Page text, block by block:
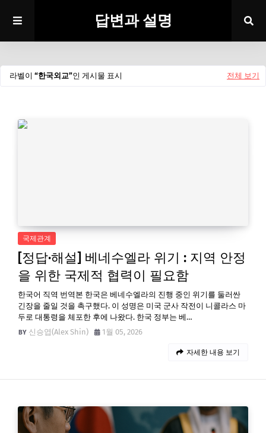
답변과 설명
라벨이 한국외교 인 게시물 표시 전체 보기
국제관계
[정답·해설] 베네수엘라 위기 : 지역 안정
을 위한 국제적 협력이 필요함
한국어 직역 번역본 한국은 베네수엘라의 진행 중인 위기를 둘러싼
긴장을 줄일 것을 촉구했다. 이 성명은 미국 군사 작전이 니콜라스 마
두로 대통령을 체포한 후에 나왔다. 한국 정부는 베…
신승엽(Alex Shin)
1월 05, 2026
자세한 내용 보기